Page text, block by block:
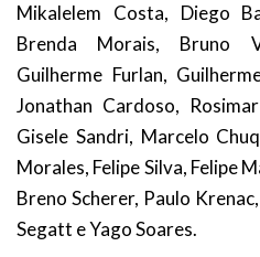
Mikalelem Costa, Diego
Brenda Morais, Bruno
Guilherme Furlan,
Jonathan Cardoso,
Gisele Sandri, Marcelo
Morales, Felipe Silva, Felipe
Breno Scherer, Paulo
Segatt e Yago Soares.